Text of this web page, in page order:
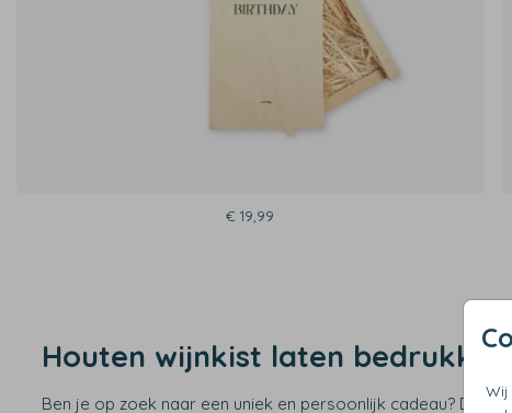
Wij
€ 19,99
Houten wijnkist laten bedrukken
Ben je op zoek naar een uniek en persoonlijk cadeau? Deze